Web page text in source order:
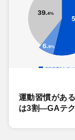
運動習慣があ
は3割―GAテ